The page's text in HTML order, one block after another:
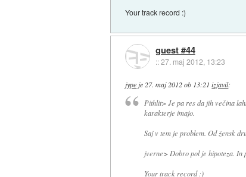
Your track record :)
guest #44
::27. maj 2012, 13:23
jype je 27. maj 2012 ob 13:21 izjavil:
Pithlit> Je pa res da jih večina
karakterje imajo.
Saj v tem je problem. Od žensk
jverne> Dobro pol je hipoteza. In
Your track record :)